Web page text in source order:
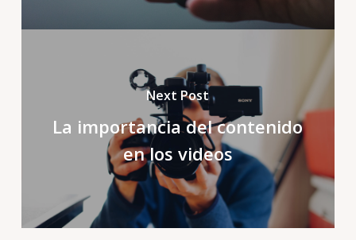
Next Post
La importancia del contenido
en los videos